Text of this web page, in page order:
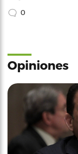
0
Opiniones